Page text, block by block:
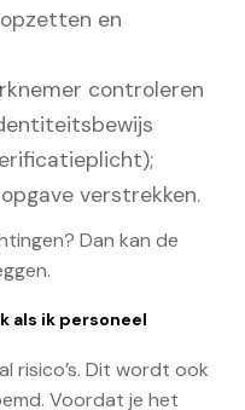
en
controleren
verstrekken.
Dan kan de
als ik personeel
risico’s. Dit wordt ook
Voordat je het